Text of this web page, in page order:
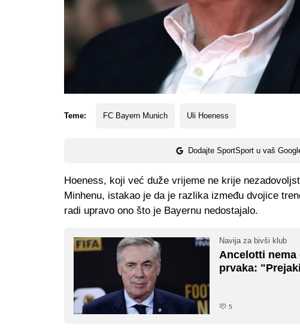
Teme: FC Bayern Munich Uli Hoeness
Dodajte SportSport u vaš
Hoeness, koji već duže vrijeme ne krije
Minhenu, istakao je da je razlika između dvojice
radi upravo ono što je Bayernu nedostajalo.
Navija za bivši klub
Ancelotti
prvaka:
5